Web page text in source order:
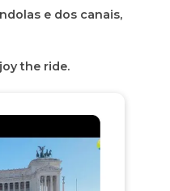
e dos canais,
the ride.